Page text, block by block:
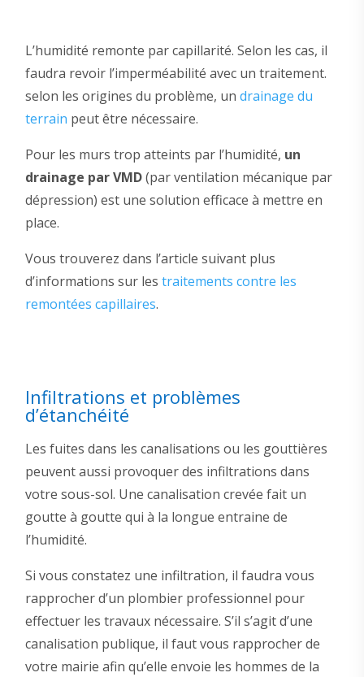
L’humidité remonte par capillarité. Selon les cas, il
faudra revoir l’imperméabilité avec un traitement.
selon les origines du problème, un drainage du
terrain peut être nécessaire.
Pour les murs trop atteints par l’humidité, un
drainage par VMD(par ventilation mécanique par
dépression) est une solution efficace à mettre en
place.
Vous trouverez dans l’article suivant plus
d’informations sur les traitements contre les
remontées capillaires.
Infiltrations et problèmes
d’étanchéité
Les fuites dans les canalisations ou les gouttières
peuvent aussi provoquer des infiltrations dans
votre sous-sol. Une canalisation crevée fait un
goutte à goutte qui à la longue entraine de
l’humidité.
Si vous constatez une infiltration, il faudra vous
rapprocher d’un plombier professionnel pour
effectuer les travaux nécessaire. S’il s’agit d’une
canalisation publique, il faut vous rapprocher de
votre mairie afin qu’elle envoie les hommes de la